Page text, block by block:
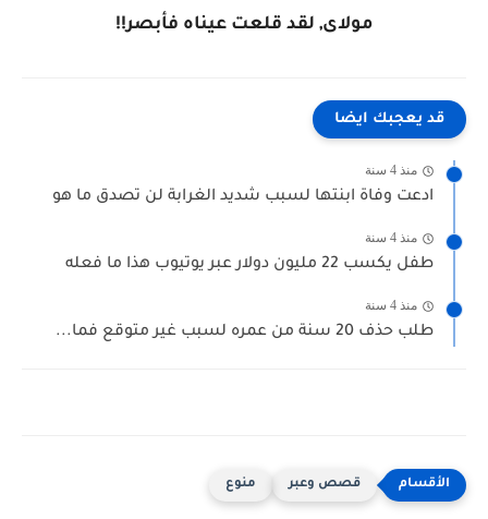
مولاى, لقد قلعت عيناه فأبصر!!
قد يعجبك ايضا
منذ 4 سنة
ادعت وفاة ابنتها لسبب شديد الغرابة لن تصدق ما هو
منذ 4 سنة
طفل يكسب 22 مليون دولار عبر يوتيوب هذا ما فعله
منذ 4 سنة
طلب حذف 20 سنة من عمره لسبب غير متوقع فما...
قصص وعبر منوع